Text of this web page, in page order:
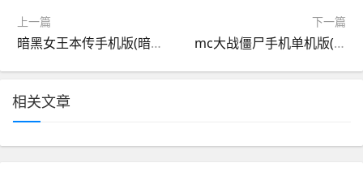
上一篇
暗黑女王本传手机版(暗黑女王本传和外传的区别)
下一篇
mc大战僵尸手机单机版(mc大战僵尸手机版下载无限金币版)
相关文章